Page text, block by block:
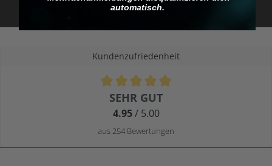
Kundenzufriedenheit
Durchschnittliche Bewertung von 4.9 von 5 Sternen
SEHR GUT
4.95/ 5.00
aus 254 Bewertungen
automatisch.